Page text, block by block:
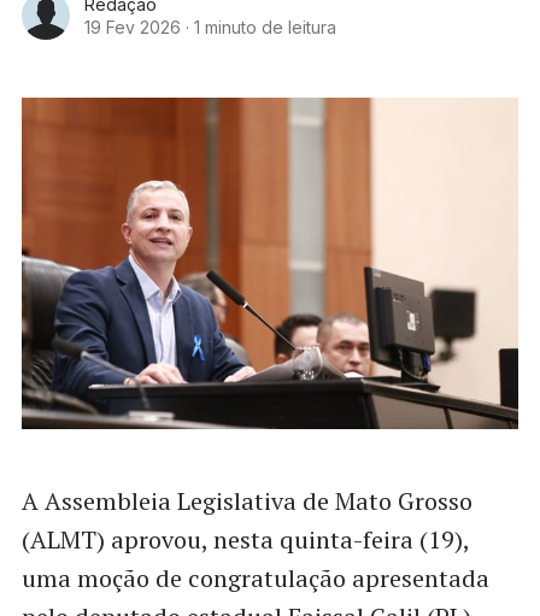
19 Fev 2026 · 1 minuto de leitura
A Assembleia Legislativa de Mato Grosso
(ALMT) aprovou, nesta quinta-feira (19),
uma moção de congratulação apresentada